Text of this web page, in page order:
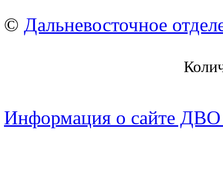
© Дальневосточное
Информация о сайте